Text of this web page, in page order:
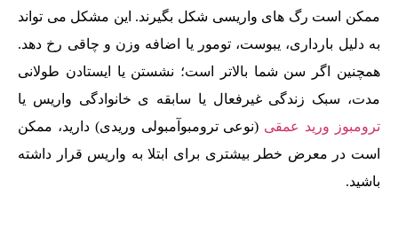
ممکن است رگ‌ های واریسی شکل بگیرند. این مشکل می تواند
به دلیل بارداری، یبوست، تومور یا اضافه وزن و چاقی رخ دهد.
همچنین اگر سن شما بالاتر است؛ نشستن یا ایستادن طولانی
مدت، سبک زندگی غیرفعال یا سابقه ی خانوادگی واریس یا
ترومبوز ورید عمقی (نوعی ترومبوآمبولی وریدی) دارید، ممکن
است در معرض خطر بیشتری برای ابتلا به واریس قرار داشته
باشید.